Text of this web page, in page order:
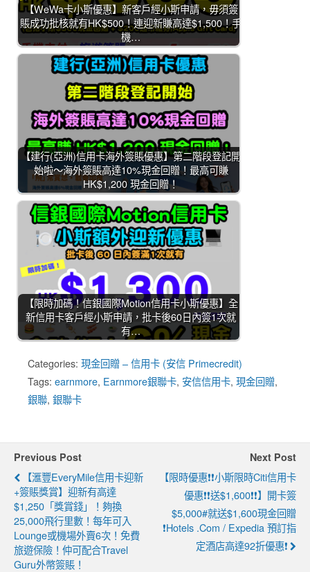
【WeWa卡小斯優惠】新客戶經小斯申請，毋須簽
賬成功批核就有HK$500！連迎新賺高達$1,500！手
機…
【建行(亞洲)信用卡海外簽賬優惠】第二階段登記開
始啦～海外簽賬高達10%現金回贈！最高可賺
HK$1,200 現金回贈！
【限時加碼！信銀國際Motion信用卡小斯優惠】全
新信用卡客戶經小斯申請，批卡後60日內簽1次就
有…
Categories: 現金回贈 – 信用卡 (安信 Primecredit)
Tags: earnmore, Earnmore銀聯卡, 安信信用卡, 現金回贈,
銀聯, 銀聯卡
Previous Post
【滙豐EveryMile信用卡迎新
+簽賬獎賞】迎新有高達
$1,250「獎賞錢」！夠換
25,000飛行里數！每年可入
Lounge或機場外賣6次！免費
旅遊保險！仲可配合Travel
Guru外幣簽賬！
Next Post
【限時優惠❗❗小斯限時Citi信用卡
優惠❗❗送$1,600❗❗】開卡簽
$5,000#就送$1,600現金回贈
❗Hotels .com / Expedia 預訂指
定酒店高達92折優惠❗